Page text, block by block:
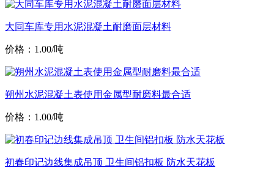
大同车库专用水泥混凝土耐磨面层材料
价格：1.00/吨
朔州水泥混凝土表使用金属型耐磨料最合适
价格：1.00/吨
初春印记边线集成吊顶 卫生间铝扣板 防水天花板